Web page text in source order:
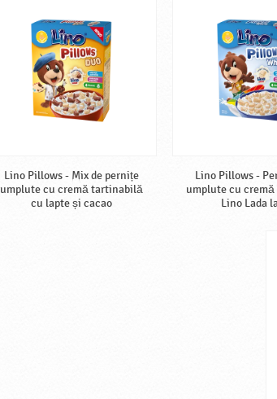
Lino Pillows - Mix de pernițe
umplute cu cremă tartinabilă
cu lapte și cacao
Lino Pillows -
umplute cu
Lino Lada